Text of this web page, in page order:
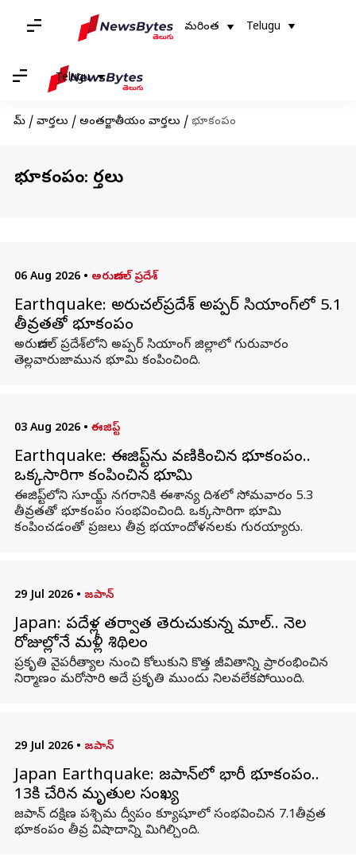
మరింత Telugu
Telugu
హోమ్ / వార్తలు / అంతర్జాతీయం వార్తలు / భూకంపం
భూకంపం: వార్తలు
06 Aug 2026 • అరుణాచల్ ప్రదేశ్
Earthquake: అరుణాచల్‌ప్రదేశ్‌ అప్పర్ సియాంగ్‌లో 5.1
తీవ్రతతో భూకంపం
అరుణాచల్‌ ప్రదేశ్‌లోని అప్పర్ సియాంగ్ జిల్లాలో గురువారం
తెల్లవారుజామున భూమి కంపించింది.
03 Aug 2026 • ఈజిప్ట్
Earthquake: ఈజిప్ట్‌ను వణికించిన భూకంపం..
ఒక్కసారిగా కంపించిన భూమి
ఈజిప్ట్‌లోని సూయ్జ్ నగరానికి ఈశాన్య దిశలో సోమవారం 5.3
తీవ్రతతో భూకంపం సంభవించింది. ఒక్కసారిగా భూమి
కంపించడంతో ప్రజలు తీవ్ర భయాందోళనలకు గురయ్యారు.
29 Jul 2026 • జపాన్
Japan: పదేళ్ల తర్వాత తెరుచుకున్న మాల్‌.. నెల
రోజుల్లోనే మళ్లీ శిథిలం
ప్రకృతి వైపరీత్యాల నుంచి కోలుకుని కొత్త జీవితాన్ని ప్రారంభించిన
నిర్మాణం మరోసారి అదే ప్రకృతి ముందు నిలవలేకపోయింది.
29 Jul 2026 • జపాన్
Japan Earthquake: జపాన్‌లో భారీ భూకంపం..
13కి చేరిన మృతుల సంఖ్య
జపాన్ దక్షిణ పశ్చిమ ద్వీపం క్యూషూలో సంభవించిన 7.1తీవ్రత
భూకంపం తీవ్ర విషాదాన్ని మిగిల్చింది.